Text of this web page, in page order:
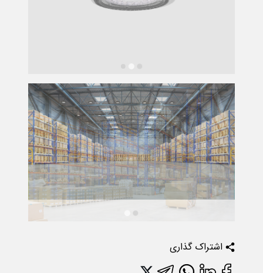
اشتراک گذاری